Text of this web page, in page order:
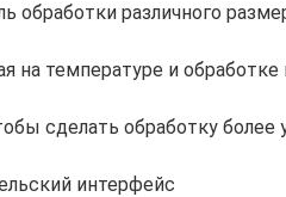
различного
на температуре и
сделать обработку
интерфейс